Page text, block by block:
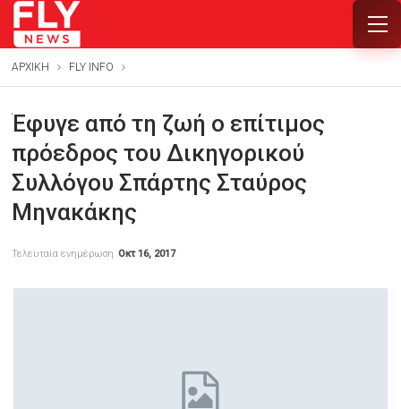
ΑΡΧΙΚΗ FLY INFO
Έφυγε από τη ζωή ο επίτιμος
πρόεδρος του Δικηγορικού
Συλλόγου Σπάρτης Σταύρος
Μηνακάκης
Τελευταία ενημέρωση Οκτ 16, 2017